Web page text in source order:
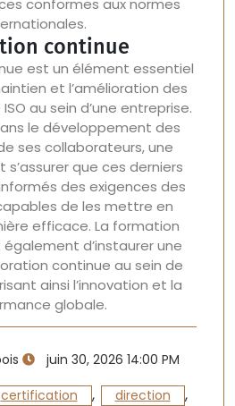
continue
est un élément essentiel
et l’amélioration des
au sein d’une entreprise.
le développement des
ses collaborateurs, une
que ces derniers
des exigences des
de les mettre en
efficace. La formation
d’instaurer une
continue au sein de
ainsi l’innovation et la
globale.
juin 30, 2026 14:00 PM
certification , direction ,